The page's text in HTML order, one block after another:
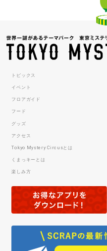
トピックス
イベント
フロアガイド
フード
グッズ
アクセス
Tokyo Mystery Circusとは
くまっキーとは
楽しみ方